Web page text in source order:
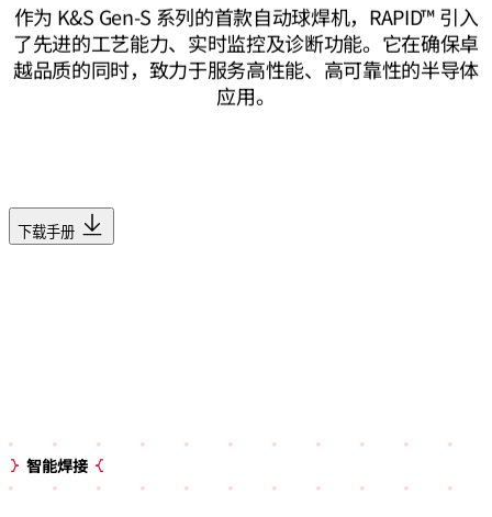
作为 K&S Gen-S 系列的首款自动球焊机，RAPID™ 引入
了先进的工艺能力、实时监控及诊断功能。它在确保卓
越品质的同时，致力于服务高性能、高可靠性的半导体
应用。
下载手册
智能焊接